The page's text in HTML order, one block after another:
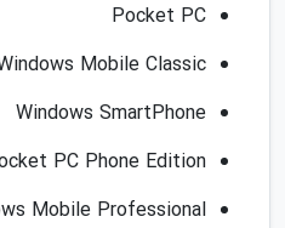
Pocket PC
Mobile Classic
Windows SmartPhone
PC Phone Edition
Mobile Professional